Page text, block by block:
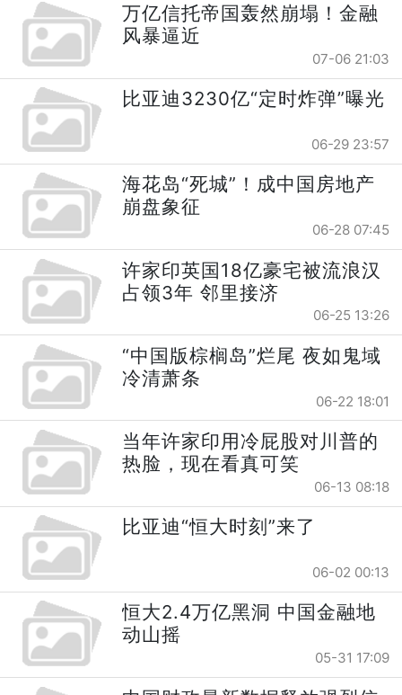
万亿信托帝国轰然崩塌！金融
风暴逼近
07-06 21:03
比亚迪3230亿“定时炸弹”曝光
06-29 23:57
海花岛“死城”！成中国房地产
崩盘象征
06-28 07:45
许家印英国18亿豪宅被流浪汉
占领3年 邻里接济
06-25 13:26
“中国版棕榈岛”烂尾 夜如鬼域
冷清萧条
06-22 18:01
当年许家印用冷屁股对川普的
热脸，现在看真可笑
06-13 08:18
比亚迪“恒大时刻”来了
06-02 00:13
恒大2.4万亿黑洞 中国金融地
动山摇
05-31 17:09